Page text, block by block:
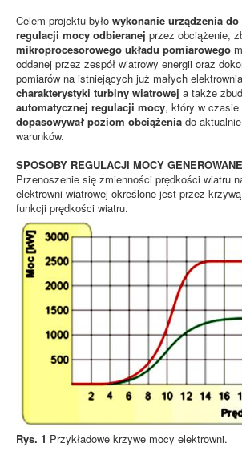
Celem projektu było wykonanie urządzenia
regulacji mocy odbieranej przez obciążenie,
mikroprocesorowego układu pomiarowego
oddanej przez zespół wiatrowy energii oraz
pomiarów na istniejących już małych
charakterystyki turbiny wiatrowej a także
automatycznej regulacji mocy, który w
dopasowywał poziom obciążenia do
warunków.
SPOSOBY REGULACJI MOCY
Przenoszenie się zmienności prędkości wiatru
elektrowni wiatrowej określone jest przez
funkcji prędkości wiatru.
Rys. 1 Przykładowe krzywe mocy elektrowni.